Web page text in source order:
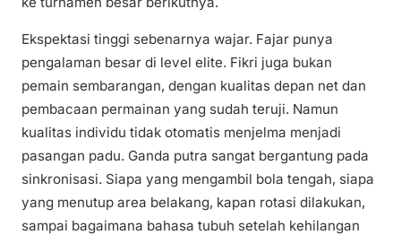
Ekspektasi tinggi sebenarnya wajar. Fajar punya
pengalaman besar di level elite. Fikri juga bukan
pemain sembarangan, dengan kualitas depan net dan
pembacaan permainan yang sudah teruji. Namun
kualitas individu tidak otomatis menjelma menjadi
pasangan padu. Ganda putra sangat bergantung pada
sinkronisasi. Siapa yang mengambil bola tengah, siapa
yang menutup area belakang, kapan rotasi dilakukan,
sampai bagaimana bahasa tubuh setelah kehilangan